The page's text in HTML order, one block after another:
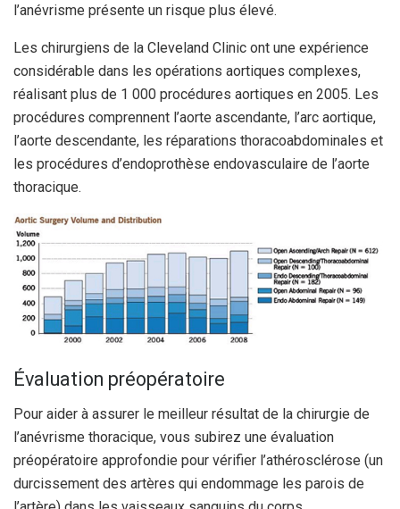
l’anévrisme présente un risque plus élevé.
Les chirurgiens de la Cleveland Clinic ont une expérience
considérable dans les opérations aortiques complexes,
réalisant plus de 1 000 procédures aortiques en 2005. Les
procédures comprennent l’aorte ascendante, l’arc aortique,
l’aorte descendante, les réparations thoracoabdominales et
les procédures d’endoprothèse endovasculaire de l’aorte
thoracique.
Évaluation préopératoire
Pour aider à assurer le meilleur résultat de la chirurgie de
l’anévrisme thoracique, vous subirez une évaluation
préopératoire approfondie pour vérifier l’athérosclérose (un
durcissement des artères qui endommage les parois de